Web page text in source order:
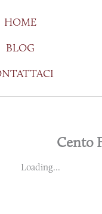
al
contenuto
HOME
BLOG
Cento
Loading...